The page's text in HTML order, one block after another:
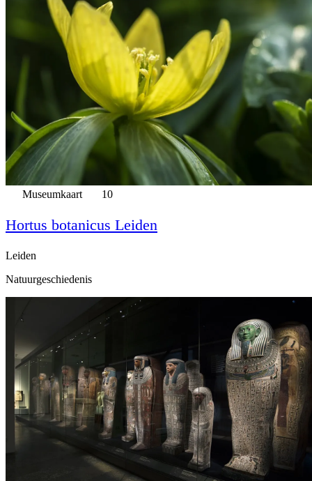
Museumkaart 10
Hortus botanicus Leiden
Leiden
Natuurgeschiedenis